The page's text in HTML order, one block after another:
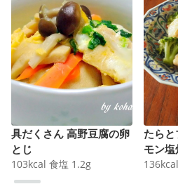
具だくさん 高野豆腐の卵
とじ
103kcal 食塩 1.2g
たら
モン塩
136kcal